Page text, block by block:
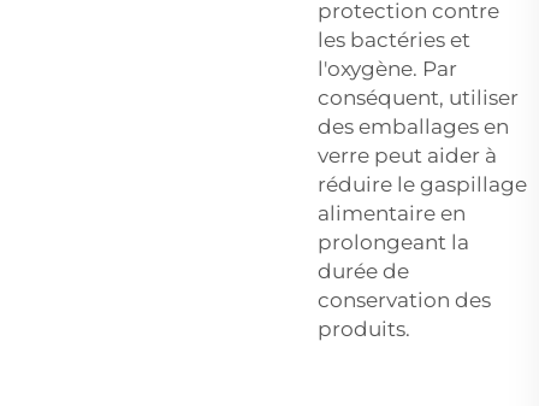
protection contre
les bactéries et
l'oxygène. Par
conséquent, utiliser
des emballages en
verre peut aider à
réduire le gaspillage
alimentaire en
prolongeant la
durée de
conservation des
produits.